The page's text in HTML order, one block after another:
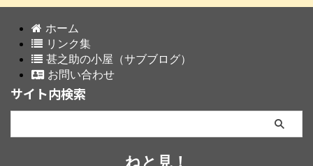
ホーム
リンク集
甚之助の小屋（サブブログ）
お問い合わせ
サイト内検索
ねと見！